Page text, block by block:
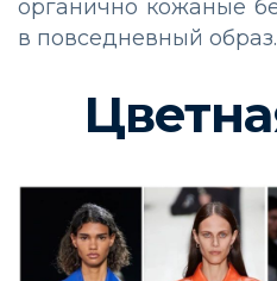
органично кожаные
в повседневный образ.